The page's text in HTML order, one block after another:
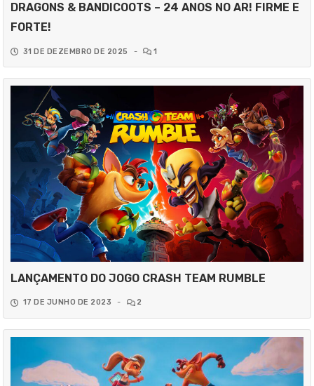
DRAGONS & BANDICOOTS – 24 ANOS NO AR! FIRME E
FORTE!
31 DE DEZEMBRO DE 2025 - 1
LANÇAMENTO DO JOGO CRASH TEAM RUMBLE
17 DE JUNHO DE 2023 - 2